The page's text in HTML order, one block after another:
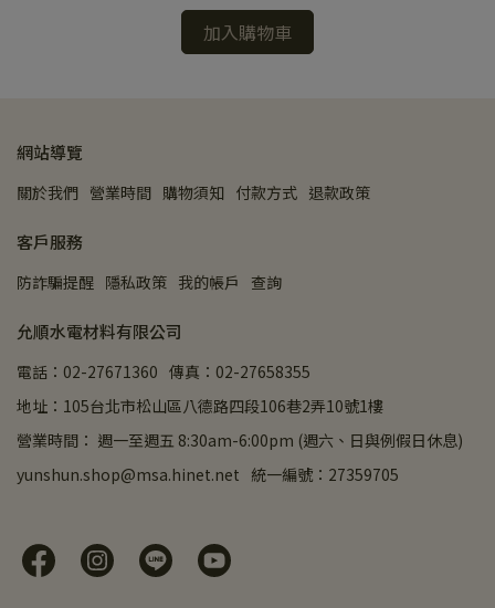
加入購物車
網站導覽
關於我們 營業時間 購物須知 付款方式 退款政策
客戶服務
防詐騙提醒 隱私政策 我的帳戶 查詢
允順水電材料有限公司
電話：02-27671360 傳真：02-27658355
地址：105台北市松山區八德路四段106巷2弄10號1樓
營業時間： 週一至週五 8:30am-6:00pm (週六、日與例假日休息)
yunshun.shop@msa.hinet.net 統一編號：27359705